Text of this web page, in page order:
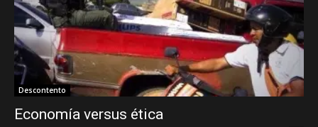
Descontento
Economía versus ética